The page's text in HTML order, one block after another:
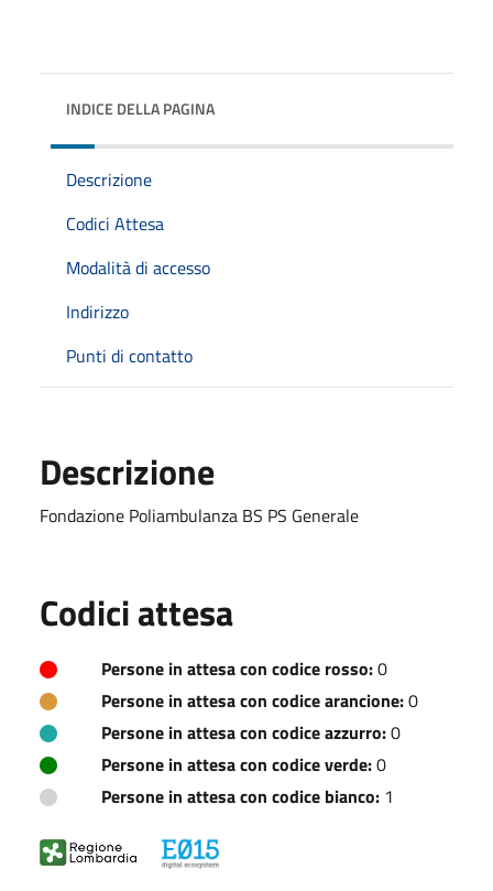
INDICE DELLA PAGINA
Descrizione
Codici Attesa
Modalità di accesso
Indirizzo
Punti di contatto
Descrizione
Fondazione Poliambulanza BS PS Generale
Codici attesa
Persone in attesa con codice rosso:0
Persone in attesa con codice arancione:0
Persone in attesa con codice azzurro:0
Persone in attesa con codice verde:0
Persone in attesa con codice bianco: 1